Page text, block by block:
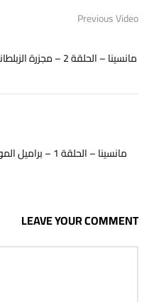
Previous Video
مانسينا – الحلقة 2 – مجزرة الزبلطاني
مانسينا – الحلقة 1 – براميل الموت – مجزرة معارة النعسان
LEAVE YOUR COMMENT